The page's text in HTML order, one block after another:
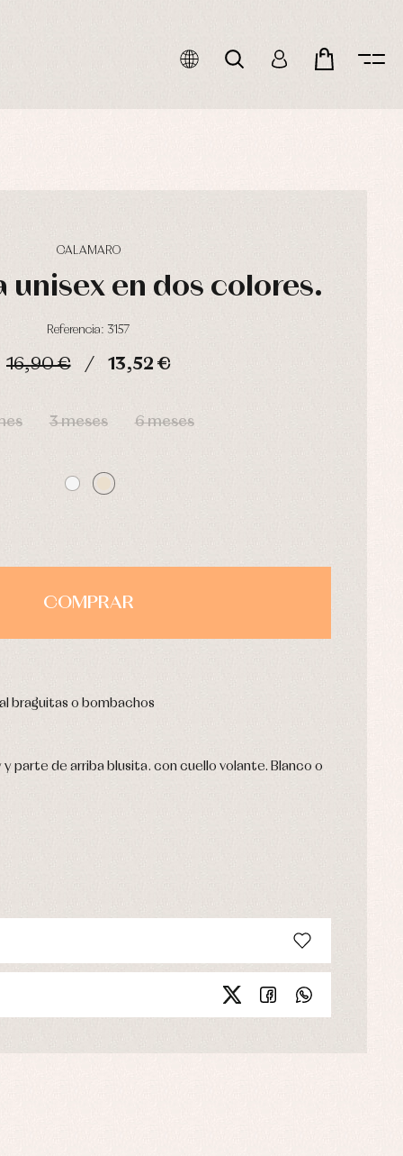
CALAMARO
unisex en dos colores.
Referencia: 3157
16,90 € 13,52 €
3 meses 6 meses
COMPRAR
braguitas o bombachos
y parte de arriba blusita. con cuello volante. Blanco o